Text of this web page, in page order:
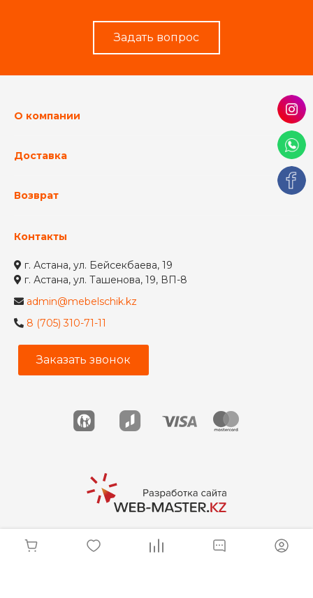
Задать вопрос
О компании
Доставка
Возврат
Контакты
г. Астана, ул. Бейсекбаева, 19
г. Астана, ул. Ташенова, 19, ВП-8
admin@mebelschik.kz
8 (705) 310-71-11
Заказать звонок
© 2026 Мебельщик, Все права защищены